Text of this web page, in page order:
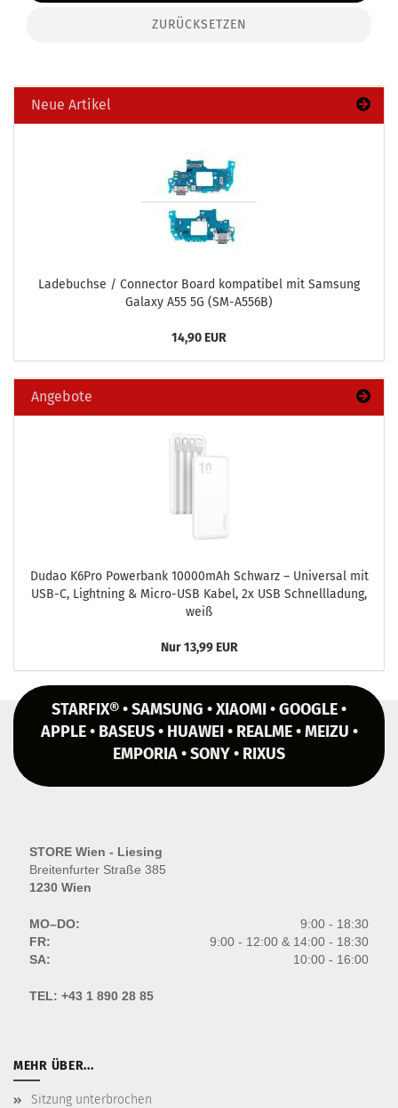
ZURÜCKSETZEN
Neue Artikel
La­de­buch­se / Con­nec­tor Board kom­pa­ti­bel mit Sam­sung
Ga­la­xy A55 5G (SM-​A556B)
14,90 EUR
Angebote
Dudao K6Pro Power­bank 10000mAh Schwarz – Uni­ver­sal mit
USB-C, Light­ning & Micro-​USB Kabel, 2x USB Schnell­la­dung,
weiß
Nur 13,99 EUR
STARFIX® • SAMSUNG • XIAOMI • GOOGLE •
APPLE • BASEUS • HUAWEI • REALME • MEIZU •
EMPORIA • SONY • RIXUS
STORE Wien - Liesing
Breitenfurter Straße 385
1230 Wien
MO–DO:
9:00 - 18:30
FR:
9:00 - 12:00 & 14:00 - 18:30
SA:
10:00 - 16:00
TEL: +43 1 890 28 85
MEHR ÜBER...
Sitzung unterbrochen